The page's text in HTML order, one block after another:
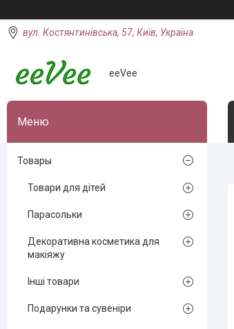
вул. Костянтинівська, 57, Київ, Україна
eeVee
Товары
Товари для дітей
Парасольки
Декоративна косметика для
макіяжу
Інші товари
Подарунки та сувеніри